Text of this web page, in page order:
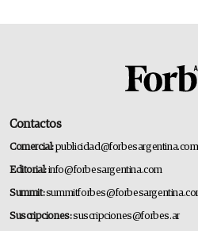
Contactos
Comercial:publicidad@forbesargentina.com
Editorial:info@forbesargentina.com
Summit:
Suscripciones:suscripciones@forbes.ar